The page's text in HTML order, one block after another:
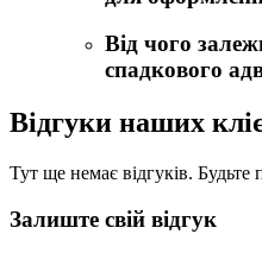
Від чого
спадкового
Відгуки наших
Тут ще немає відгуків.
Залиште свій відгук